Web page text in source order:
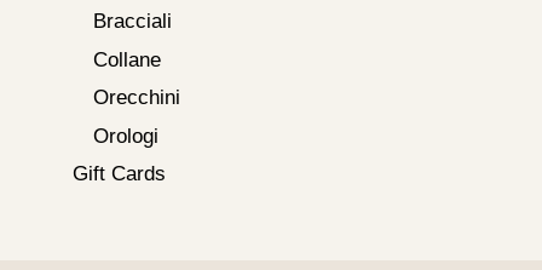
Bracciali
Collane
Orecchini
Orologi
Gift Cards